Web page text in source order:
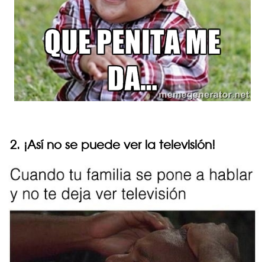
2. ¡Así no se puede ver la televisión!